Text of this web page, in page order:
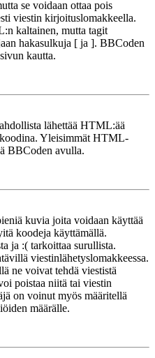
se voidaan ottaa pois
viestin kirjoituslomakkeella.
kaltainen, mutta tagit
hakasulkuja [ ja ]. BBCoden
kautta.
lähettää HTML:ää
Yleisimmät HTML-
BBCoden avulla.
kuvia joita voidaan käyttää
koodeja käyttämällä.
ja :( tarkoittaa surullista.
viestinlähetyslomakkeessa.
ne voivat tehdä viestistä
poistaa niitä tai viestin
on voinut myös määritellä
määrälle.